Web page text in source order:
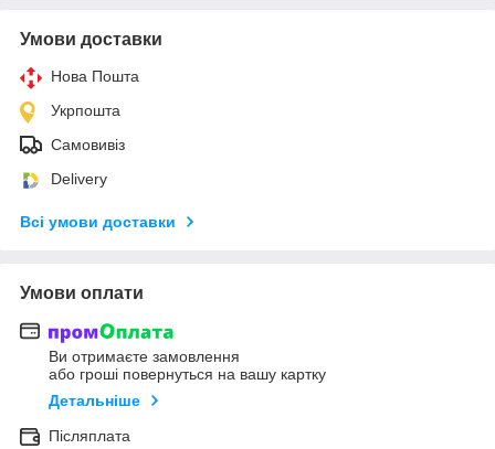
Умови доставки
Нова Пошта
Укрпошта
Самовивіз
Delivery
Всі умови доставки
Умови оплати
Ви отримаєте замовлення
або гроші повернуться на вашу картку
Детальніше
Післяплата